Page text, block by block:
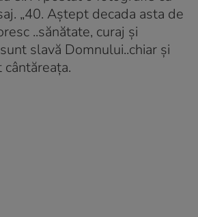
„40. Aştept decada asta de
..sănătate, curaj şi
slavă Domnului..chiar şi
cântăreața.